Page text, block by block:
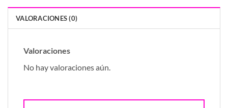
VALORACIONES (0)
Valoraciones
No hay valoraciones aún.